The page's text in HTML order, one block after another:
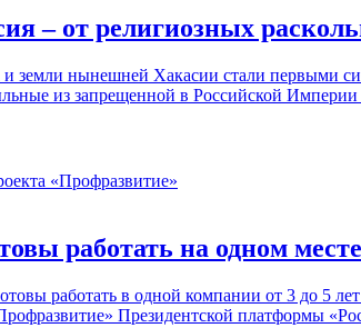
– от религиозных
земли нынешней Хакасии стали первыми
из запрещенной в Российской
работать на одном
работать в одной компании от 3 до 5
Президентской платформы